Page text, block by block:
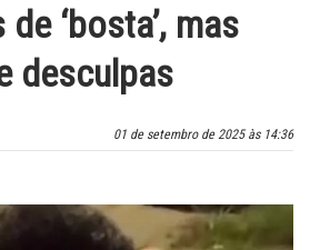
‘bosta’, mas
desculpas
01 de setembro de 2025 às 14:36